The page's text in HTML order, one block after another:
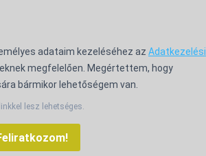
adataim kezeléséhez az Adatkezelési
megfelelően. Megértettem, hogy
bármikor lehetőségem van.
lesz lehetséges.